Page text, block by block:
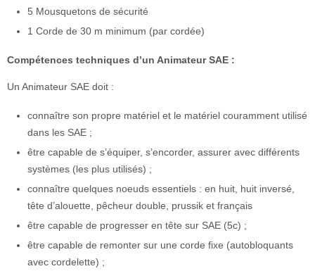
5 Mousquetons de sécurité
1 Corde de 30 m minimum (par cordée)
Compétences techniques d’un Animateur SAE :
Un Animateur SAE doit :
connaître son propre matériel et le matériel couramment utilisé
dans les SAE ;
être capable de s’équiper, s’encorder, assurer avec différents
systèmes (les plus utilisés) ;
connaître quelques noeuds essentiels : en huit, huit inversé,
tête d’alouette, pêcheur double, prussik et français
être capable de progresser en tête sur SAE (5c) ;
être capable de remonter sur une corde fixe (autobloquants
avec cordelette) ;